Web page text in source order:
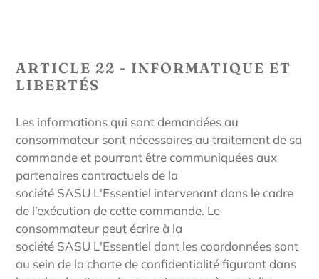
ARTICLE 22 - INFORMATIQUE ET
LIBERTÉS
Les informations qui sont demandées au
consommateur sont nécessaires au traitement de sa
commande et pourront être communiquées aux
partenaires contractuels de la
société SASU L'Essentiel intervenant dans le cadre
de l’exécution de cette commande. Le
consommateur peut écrire à la
société SASU L'Essentiel dont les coordonnées sont
au sein de la charte de confidentialité figurant dans